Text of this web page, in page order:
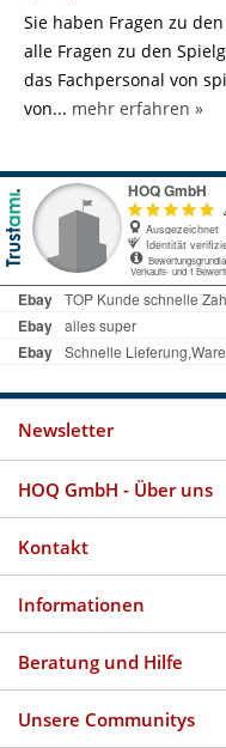
Sie haben Fragen zu
alle Fragen zu den
das Fachpersonal von
von... mehr erfahren »
Newsletter
HOQ GmbH - Über uns
Kontakt
Informationen
Beratung und Hilfe
Unsere Communitys